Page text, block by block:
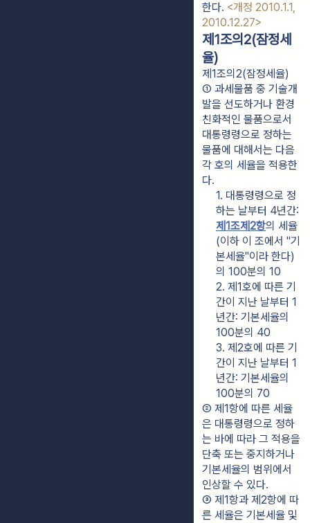
한다. <개정 2010.1.1,
2010.12.27>
제1조의2(잠정세
율)
제1조의2(잠정세율)
① 과세물품 중 기술개
발을 선도하거나 환경
친화적인 물품으로서
대통령령으로 정하는
물품에 대해서는 다음
각 호의 세율을 적용한
다.
1. 대통령령으로 정
제1조제2항의 세율
(이하 이 조에서 "기
본세율"이라 한다)
의 100분의 10
2. 제1호에 따른 기
간이 지난 날부터 1
년간: 기본세율의
100분의 40
3. 제2호에 따른 기
간이 지난 날부터 1
년간: 기본세율의
100분의 70
② 제1항에 따른 세율
은 대통령령으로 정하
는 바에 따라 그 적용을
단축 또는 중지하거나
기본세율의 범위에서
인상할 수 있다.
③ 제1항과 제2항에 따